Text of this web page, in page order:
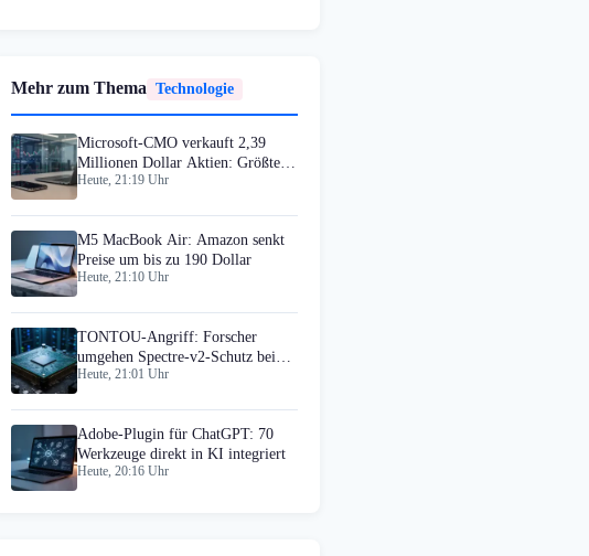
Mehr zum Thema Technologie
Microsoft-CMO verkauft 2,39
Millionen Dollar Aktien: Größter
Insider-Deal 2026
Heute, 21:19 Uhr
M5 MacBook Air: Amazon senkt
Preise um bis zu 190 Dollar
Heute, 21:10 Uhr
TONTOU-Angriff: Forscher
umgehen Spectre-v2-Schutz bei
Intel und AMD
Heute, 21:01 Uhr
Adobe-Plugin für ChatGPT: 70
Werkzeuge direkt in KI integriert
Heute, 20:16 Uhr